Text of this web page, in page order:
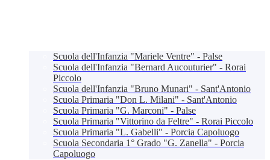
Scuola dell'Infanzia "Mariele Ventre" - Palse
Scuola dell'Infanzia "Bernard Aucouturier" - Rorai
Piccolo
Scuola dell'Infanzia "Bruno Munari" - Sant'Antonio
Scuola Primaria "Don L. Milani" - Sant'Antonio
Scuola Primaria "G. Marconi" - Palse
Scuola Primaria "Vittorino da Feltre" - Rorai Piccolo
Scuola Primaria "L. Gabelli" - Porcia Capoluogo
Scuola Secondaria 1° Grado "G. Zanella" - Porcia
Capoluogo